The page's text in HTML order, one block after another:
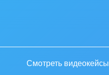
Смотреть видеокейсы